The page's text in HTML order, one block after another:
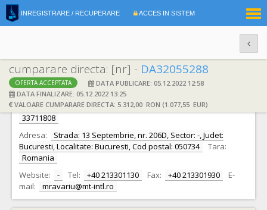
INREGISTRARE / RECUPERARE ACCES IN SISTEM
cumparare directa: [nr] - DA32055288
OFERTA ACCEPTATA
DATA PUBLICARE: 05.12.2022 12:58
DATA FINALIZARE: 05.12.2022 13:25
VALOARE CUMPARARE DIRECTA: 5.312,00 RON (1.077,55 EUR)
DATE IDENTIFICARE OFERTANT
Ofertant: S.C. MEDICAL TECHNOLOGIES INFINITY S.R.L.
33711808
Adresa:
Strada: 13 Septembrie, nr. 206D, Sector: -, Judet:
Bucuresti, Localitate: Bucuresti, Cod postal: 050734
Tara:
Romania
Website:
- Tel: +40 213301130 Fax: +40 213301930
E-
mail:
mravariu@mt-intl.ro